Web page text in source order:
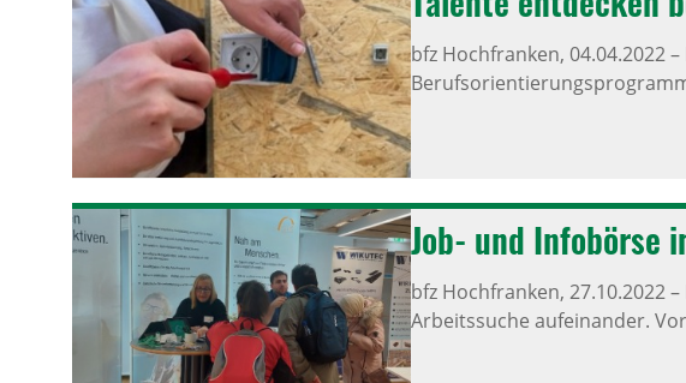
bfz Hochfranken, 04.04.2022–
Job- und Info­börse
bfz Hochfranken, 27.10.2022–
Arbeitssuche aufeinander.